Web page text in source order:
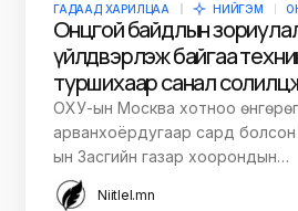
ГАДААД ХАРИЛЦАА НИЙГЭМ
Онцгой байдлын
үйлдвэрлэж байгаа
туршихаар санал
ОХУ-ын Москва хотноо
арванхоёрдугаар сард
ын Засгийн газар хоорондын…
Niitlel.mn